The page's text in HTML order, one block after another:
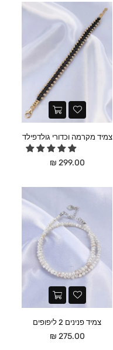
צמיד מקרמה וכדורי גולדפילד
מחיר
299.00 ₪
צמיד פנינים 2 ליפופים
מחיר
275.00 ₪